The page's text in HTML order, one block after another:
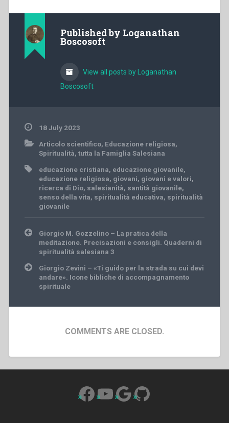
Published by Loganathan
Boscosoft
View all posts by Loganathan
Boscosoft
18 July 2023
Articolo scientifico, Educazione religiosa,
Spiritualità, tutta la Famiglia Salesiana
educazione cristiana, educazione giovanile,
educazione religiosa, giovani, giovani e valori,
ricerca di Dio, salesianità, santità giovanile,
senso della vita, spiritualità educativa, spiritualità
giovanile
Post
navigation
Giorgio M. Gozzelino – La pratica della
meditazione. Precisazioni e consigli. Quaderni di
spiritualità salesiana 3
Giorgio Zevini – «Ti guido per la strada su cui devi
andare». Icone bibliche di accompagnamento
spirituale
COMMENTS ARE CLOSED.
Facebook
YouTube
Google
GitHub